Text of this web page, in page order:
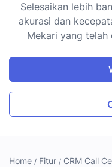
Selesaikan lebih
akurasi dan
Mekari yang telah
Home Fitur CRM Call